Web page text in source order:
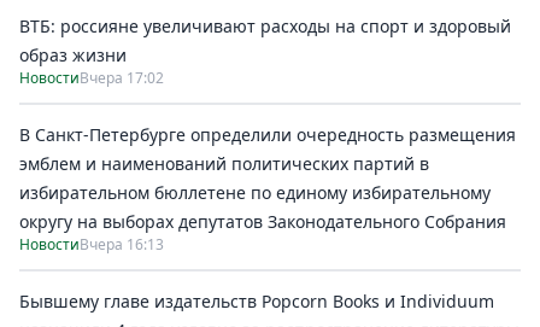
ВТБ: россияне увеличивают расходы на спорт и здоровый
образ жизни
НовостиВчера 17:02
В Санкт-Петербурге определили очередность размещения
эмблем и наименований политических партий в
избирательном бюллетене по единому избирательному
округу на выборах депутатов Законодательного Собрания
НовостиВчера 16:13
Бывшему главе издательств Popcorn Books и Individuum